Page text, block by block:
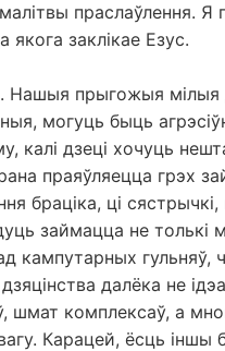
праслаўлення. Я
якога заклікае Езус.
Нашыя прыгожыя мілыя
могуць быць
калі дзеці хочуць
праяўляецца грэх
браціка, ці сястрычкі,
займацца не толькі
кампутарных гульняў,
далёка не
шмат комплексаў, а
Карацей, ёсць іншы